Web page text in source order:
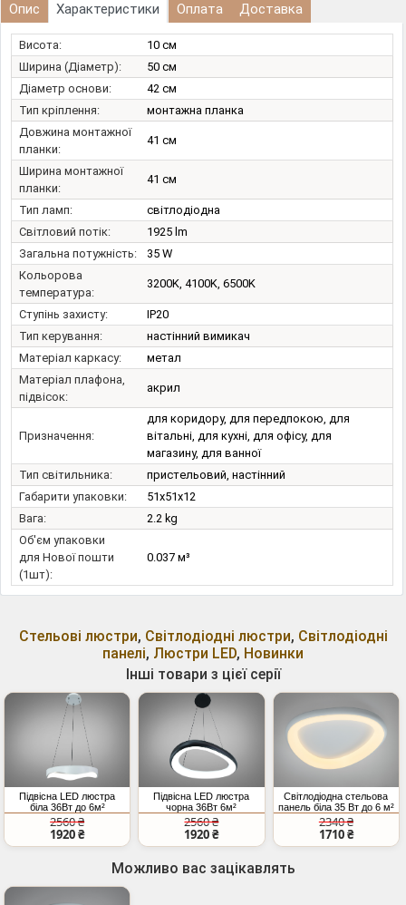
Опис Характеристики Оплата Доставка
Висота:
10 см
Ширина (Діаметр):
50 см
Діаметр основи:
42 см
Тип кріплення:
монтажна планка
Довжина монтажної
планки:
41 см
Ширина монтажної
планки:
41 см
Тип ламп:
світлодіодна
Світловий потік:
1925 lm
Загальна потужність:
35 W
Кольорова
температура:
3200K, 4100K, 6500K
Ступінь захисту:
IP20
Тип керування:
настінний вимикач
Матеріал каркасу:
метал
Матеріал плафона,
підвісок:
акрил
Призначення:
для коридору, для передпокою, для
вітальні, для кухні, для офісу, для
магазину, для ванної
Тип світильника:
пристельовий, настінний
Габарити упаковки:
51x51x12
Вага:
2.2 kg
Об'єм упаковки
для Нової пошти
(1шт):
0.037 м³
Стельові люстри, Світлодіодні люстри, Світлодіодні
панелі, Люстри LED, Новинки
Інші товари з цієї серії
Підвісна LED люстра
біла 36Вт до 6м²
2560 ₴
1920 ₴
Підвісна LED люстра
чорна 36Вт 6м²
2560 ₴
1920 ₴
Світлодіодна стельова
панель біла 35 Вт до 6 м²
2340 ₴
1710 ₴
Можливо вас зацікавлять